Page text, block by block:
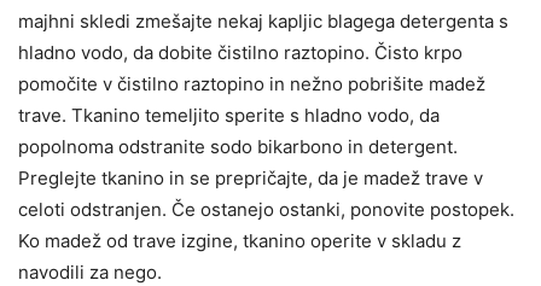
majhni skledi zmešajte nekaj kapljic blagega detergenta s
hladno vodo, da dobite čistilno raztopino. Čisto krpo
pomočite v čistilno raztopino in nežno pobrišite madež
trave. Tkanino temeljito sperite s hladno vodo, da
popolnoma odstranite sodo bikarbono in detergent.
Preglejte tkanino in se prepričajte, da je madež trave v
celoti odstranjen. Če ostanejo ostanki, ponovite postopek.
Ko madež od trave izgine, tkanino operite v skladu z
navodili za nego.